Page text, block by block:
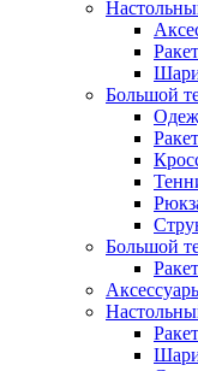
Большой
Большой